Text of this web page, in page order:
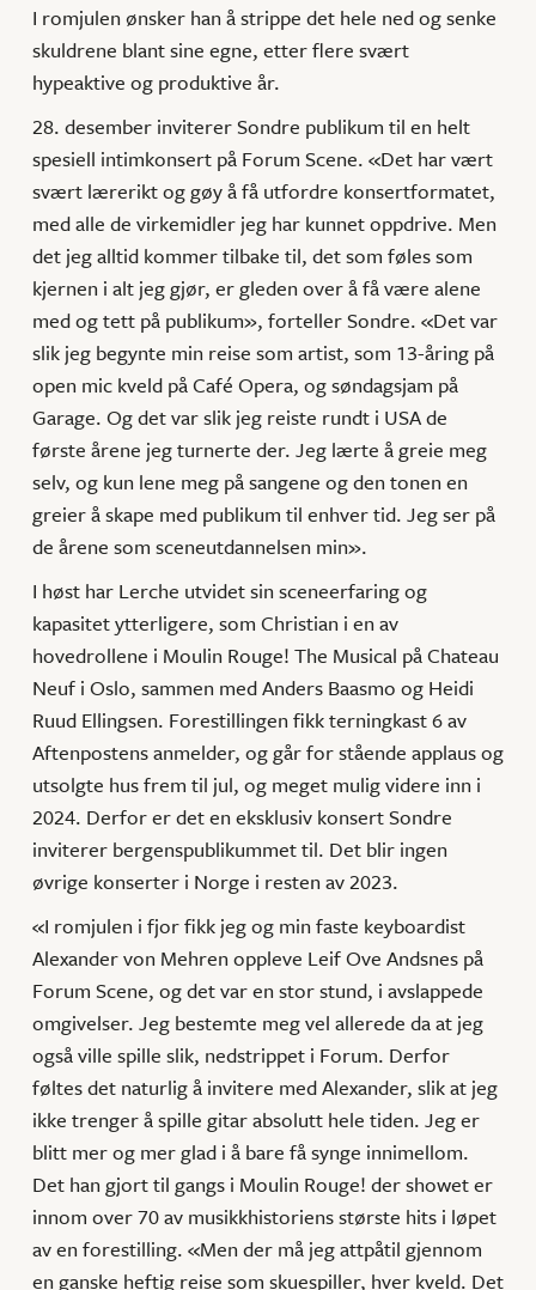
I romjulen ønsker han å strippe det hele ned og senke
skuldrene blant sine egne, etter flere svært
hypeaktive og produktive år.
28. desember inviterer Sondre publikum til en helt
spesiell intimkonsert på Forum Scene. «Det har vært
svært lærerikt og gøy å få utfordre konsertformatet,
med alle de virkemidler jeg har kunnet oppdrive. Men
det jeg alltid kommer tilbake til, det som føles som
kjernen i alt jeg gjør, er gleden over å få være alene
med og tett på publikum», forteller Sondre. «Det var
slik jeg begynte min reise som artist, som 13-åring på
open mic kveld på Café Opera, og søndagsjam på
Garage. Og det var slik jeg reiste rundt i USA de
første årene jeg turnerte der. Jeg lærte å greie meg
selv, og kun lene meg på sangene og den tonen en
greier å skape med publikum til enhver tid. Jeg ser på
de årene som sceneutdannelsen min».
I høst har Lerche utvidet sin sceneerfaring og
kapasitet ytterligere, som Christian i en av
hovedrollene i Moulin Rouge! The Musical på Chateau
Neuf i Oslo, sammen med Anders Baasmo og Heidi
Ruud Ellingsen. Forestillingen fikk terningkast 6 av
Aftenpostens anmelder, og går for stående applaus og
utsolgte hus frem til jul, og meget mulig videre inn i
2024. Derfor er det en eksklusiv konsert Sondre
inviterer bergenspublikummet til. Det blir ingen
øvrige konserter i Norge i resten av 2023.
«I romjulen i fjor fikk jeg og min faste keyboardist
Alexander von Mehren oppleve Leif Ove Andsnes på
Forum Scene, og det var en stor stund, i avslappede
omgivelser. Jeg bestemte meg vel allerede da at jeg
også ville spille slik, nedstrippet i Forum. Derfor
føltes det naturlig å invitere med Alexander, slik at jeg
ikke trenger å spille gitar absolutt hele tiden. Jeg er
blitt mer og mer glad i å bare få synge innimellom.
Det han gjort til gangs i Moulin Rouge! der showet er
innom over 70 av musikkhistoriens største hits i løpet
av en forestilling. «Men der må jeg attpåtil gjennom
en ganske heftig reise som skuespiller, hver kveld. Det